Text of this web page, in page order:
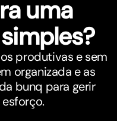
uma
produtivas e sem
organizada e as
bunq para gerir